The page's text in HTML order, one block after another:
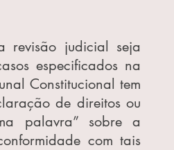
revisão judicial seja
especificados na
Constitucional tem
de direitos ou
palavra” sobre a
com tais